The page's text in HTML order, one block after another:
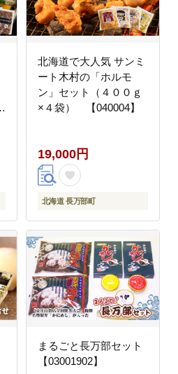
北海道で大人気 サンミ
ート木村の「ホルモ
ン」セット（４００ｇ
×４袋） 【040004】
19,000円
北海道 長万部町
まるごと長万部セット
【03001902】